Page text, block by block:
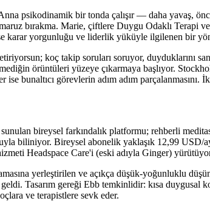
psikodinamik bir tonda çalışır — daha yavaş,
bırakma. Marie, çiftlere Duygu Odaklı Terapi
karar yorgunluğu ve liderlik yüküyle ilgilenen bir
koç takip soruları soruyor, duyduklarını
örüntüleri yüzeye çıkarmaya başlıyor.
bunaltıcı görevlerin adım adım
sunulan bireysel farkındalık platformu; rehberli
biliniyor. Bireysel abonelik yaklaşık 12,99 USD/
Headspace Care'i (eski adıyla Ginger)
yerleştirilen ve açıkça düşük-yoğunluklu
Tasarım gereği Ebb temkinlidir: kısa duygusal
ve terapistlere sevk eder.